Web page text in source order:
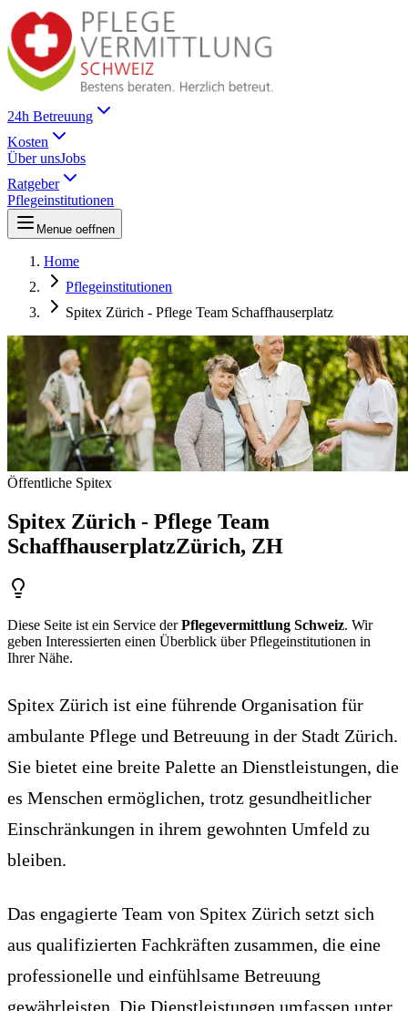
24h Betreuung
Kosten
Über unsJobs
Ratgeber
Pflegeinstitutionen
Menue oeffnen
Home
Pflegeinstitutionen
Spitex Zürich - Pflege Team Schaffhauserplatz
Öffentliche Spitex
Spitex Zürich - Pflege Team
SchaffhauserplatzZürich, ZH
Diese Seite ist ein Service derPflegevermittlung Schweiz. Wir
geben Interessierten einen Überblick über Pflegeinstitutionen in
Ihrer Nähe.
Spitex Zürich ist eine führende Organisation für
ambulante Pflege und Betreuung in der Stadt Zürich.
Sie bietet eine breite Palette an Dienstleistungen, die
es Menschen ermöglichen, trotz gesundheitlicher
Einschränkungen in ihrem gewohnten Umfeld zu
bleiben.
Das engagierte Team von Spitex Zürich setzt sich
aus qualifizierten Fachkräften zusammen, die eine
professionelle und einfühlsame Betreuung
gewährleisten. Die Dienstleistungen umfassen unter